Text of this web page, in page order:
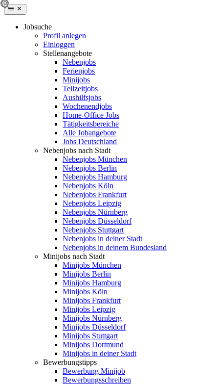
Jobsuche
Profil anlegen
Einloggen
Stellenangebote
Nebenjobs
Ferienjobs
Minijobs
Teilzeitjobs
Aushilfsjobs
Wochenendjobs
Home-Office Jobs
Tätigkeitsbereiche
Alle Jobangebote
Jobs Deutschland
Nebenjobs nach Stadt
Nebenjobs München
Nebenjobs Berlin
Nebenjobs Hamburg
Nebenjobs Köln
Nebenjobs Frankfurt
Nebenjobs Leipzig
Nebenjobs Nürnberg
Nebenjobs Düsseldorf
Nebenjobs Stuttgart
Nebenjobs in deiner Stadt
Nebenjobs in deinem Bundesland
Minijobs nach Stadt
Minijobs München
Minijobs Berlin
Minijobs Hamburg
Minijobs Köln
Minijobs Frankfurt
Minijobs Leipzig
Minijobs Nürnberg
Minijobs Düsseldorf
Minijobs Stuttgart
Minijobs Dortmund
Minijobs in deiner Stadt
Bewerbungstipps
Bewerbung Minijob
Bewerbungsschreiben